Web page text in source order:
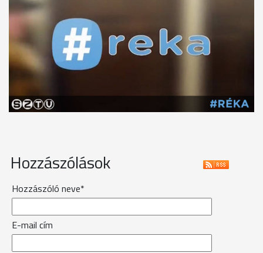
Hozzászólások
Hozzászóló neve*
E-mail cím